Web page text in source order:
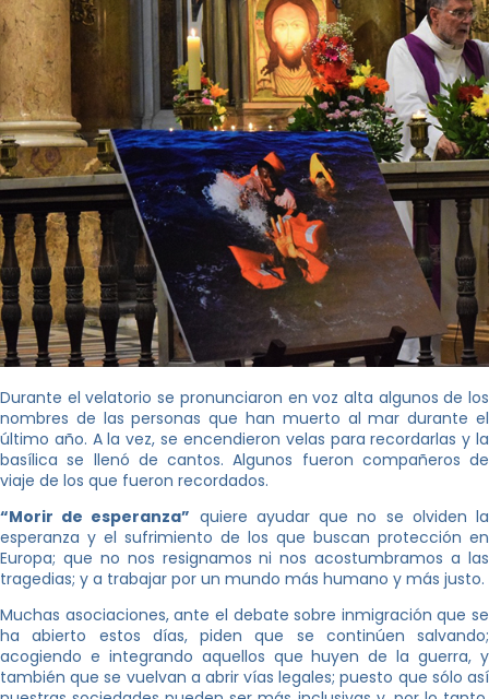
Durante el velatorio se pronunciaron en voz alta algunos de los
nombres de las personas que han muerto al mar durante el
último año. A la vez, se encendieron velas para recordarlas y la
basílica se llenó de cantos. Algunos fueron compañeros de
viaje de los que fueron recordados.
“Morir de esperanza” quiere ayudar que no se olviden la
esperanza y el sufrimiento de los que buscan protección en
Europa; que no nos resignamos ni nos acostumbramos a las
tragedias; y a trabajar por un mundo más humano y más justo.
Muchas asociaciones, ante el debate sobre inmigración que se
ha abierto estos días, piden que se continúen salvando;
acogiendo e integrando aquellos que huyen de la guerra, y
también que se vuelvan a abrir vías legales; puesto que sólo así